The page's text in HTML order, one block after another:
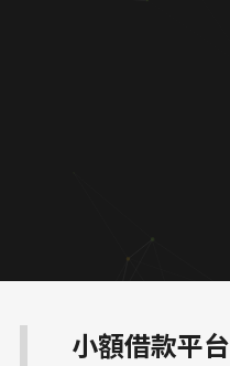
小額借款平台